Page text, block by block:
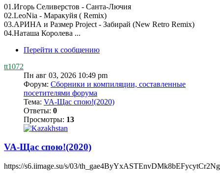
01.Игорь Селиверстов - Санта-Лючия
02.LeoNia - Маракуйя ( Remix)
03.АРИНА и Размер Project - Забирай (New Retro Remix)
04.Наташа Королева ...
Перейти к сообщению
tt1072
Пн авг 03, 2026 10:49 pm
Форум: Сборники и компиляции, составленные
посетителями форума
Тема: VA-Щас спою!(2020)
Ответы: 0
Просмотры: 13
VA-Щас спою!(2020)
https://s6.iimage.su/s/03/